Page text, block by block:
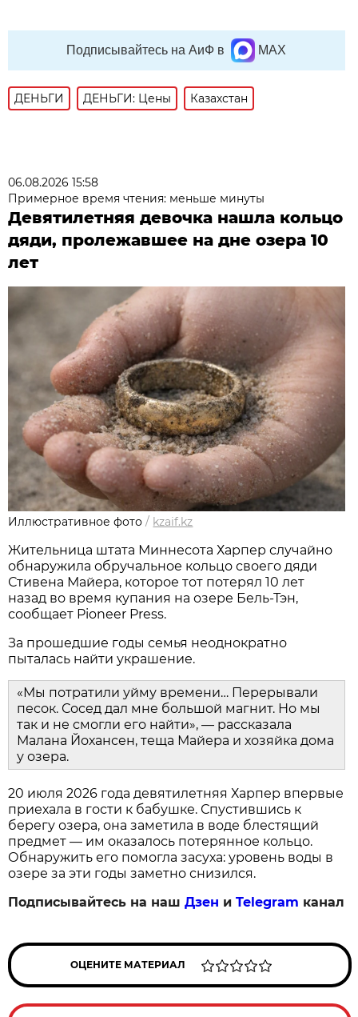
Подписывайтесь на АиФ в MAX
ДЕНЬГИ ДЕНЬГИ: Цены Казахстан
06.08.2026 15:58
Примерное время чтения: меньше минуты
Девятилетняя девочка нашла кольцо
дяди, пролежавшее на дне озера 10
лет
Иллюстративное фото / kzaif.kz
Жительница штата Миннесота Харпер случайно
обнаружила обручальное кольцо своего дяди
Стивена Майера, которое тот потерял 10 лет
назад во время купания на озере Бель-Тэн,
сообщает Pioneer Press.
За прошедшие годы семья неоднократно
пыталась найти украшение.
«Мы потратили уйму времени… Перерывали
песок. Сосед дал мне большой магнит. Но мы
так и не смогли его найти», — рассказала
Малана Йохансен, теща Майера и хозяйка дома
у озера.
20 июля 2026 года девятилетняя Харпер впервые
приехала в гости к бабушке. Спустившись к
берегу озера, она заметила в воде блестящий
предмет — им оказалось потерянное кольцо.
Обнаружить его помогла засуха: уровень воды в
озере за эти годы заметно снизился.
Подписывайтесь на нашДзен иTelegram канал
ОЦЕНИТЕ МАТЕРИАЛ